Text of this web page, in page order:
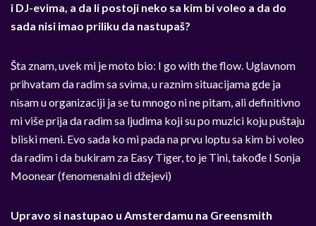
i DJ-evima, a da li postoji neko sa kim bi voleo a da do
sada nisi imao priliku da nastupaš?
Šta znam, uvek mi je moto bio: I go with the flow. Uglavnom
prihvatam da radim sa svima, u raznim situacijama gde ja
nisam u organizaciji ja se tu mnogo ni ne pitam, ali definitivno
mi više prija da radim sa ljudima koji su po muzici koju puštaju
bliski meni. Evo sada ko mi pada na prvu loptu sa kim bi voleo
da radim i da bukiram za Easy Tiger, to je Tini, takođe I Sonja
Moonear (fenomenalni di džejevi)
Upravo si nastupao u Amsterdamu na Greensmith